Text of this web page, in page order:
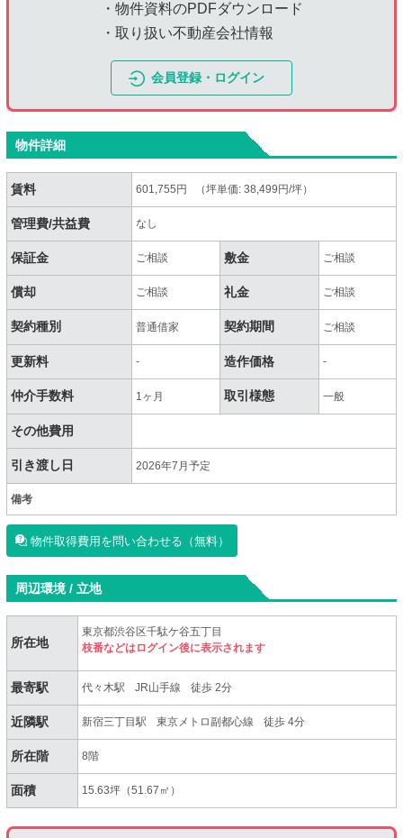
・物件資料のPDFダウンロード
・取り扱い不動産会社情報
会員登録・ログイン
物件詳細
賃料 601,755円 （坪単価: 38,499円/坪）
管理費/共益費 なし
保証金 ご相談 敷金 ご相談
償却 ご相談 礼金 ご相談
契約種別 普通借家 契約期間 ご相談
更新料 - 造作価格 -
仲介手数料 1ヶ月 取引様態 一般
その他費用
引き渡し日 2026年7月予定
備考
物件取得費用を問い合わせる（無料）
周辺環境 / 立地
所在地
東京都渋谷区千駄ケ谷五丁目
枝番などはログイン後に表示されます
最寄駅 代々木駅 JR山手線 徒歩 2分
近隣駅 新宿三丁目駅 東京メトロ副都心線 徒歩 4分
所在階 8階
面積 15.63坪（51.67㎡）